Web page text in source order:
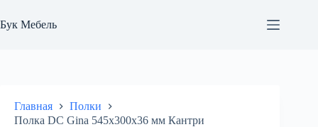
к
сути
Бук Мебель
Главная
Полки
Полка DC Gina 545х300х36 мм Кантри